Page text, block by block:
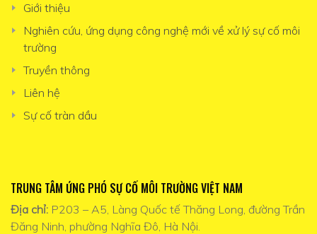
Giới thiệu
Nghiên cứu, ứng dụng công nghệ mới về xử lý sự cố môi
trường
Truyền thông
Liên hệ
Sự cố tràn dầu
TRUNG TÂM ỨNG PHÓ SỰ CỐ MÔI TRƯỜNG VIỆT NAM
Địa chỉ: P203 – A5, Làng Quốc tế Thăng Long, đường Trần
Đăng Ninh, phường Nghĩa Đô, Hà Nội.